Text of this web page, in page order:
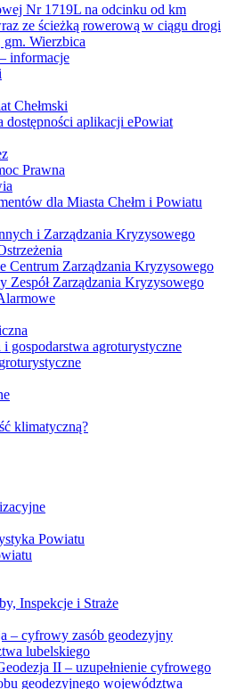
Nr 1719L na odcinku od km
ze ścieżką rowerową w ciągu drogi
Wierzbica
informacje
Chełmski
dostępności aplikacji ePowiat
Prawna
dla Miasta Chełm i Powiatu
i Zarządzania Kryzysowego
Centrum Zarządzania Kryzysowego
Zespół Zarządzania Kryzysowego
gospodarstwa agroturystyczne
klimatyczną?
Powiatu
Inspekcje i Straże
– cyfrowy zasób geodezyjny
lubelskiego
II – uzupełnienie cyfrowego
geodezyjnego województwa